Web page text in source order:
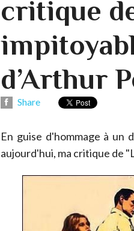
critique
d’Arthur
Share
En guise d'hommage à un
aujourd'hui, ma critique de